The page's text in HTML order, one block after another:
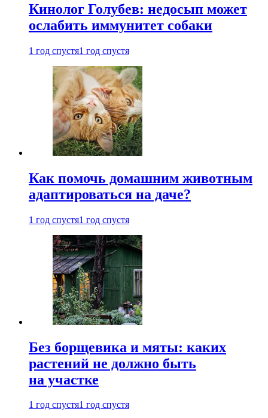
Кинолог Голубев: недосып может
ослабить иммунитет собаки
1 год спустя1 год спустя
Как помочь домашним животным
адаптироваться на даче?
1 год спустя1 год спустя
Без борщевика и мяты: каких
растений не должно быть
на участке
1 год спустя1 год спустя